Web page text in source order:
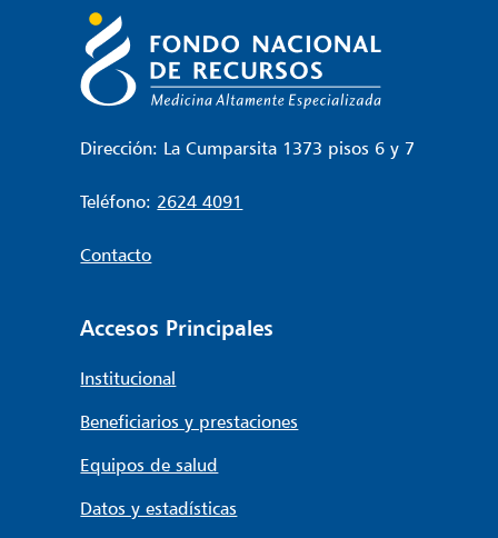
Dirección: La Cumparsita 1373 pisos 6 y 7
Teléfono: 2624 4091
Contacto
Accesos Principales
Institucional
Beneficiarios y prestaciones
Equipos de salud
Datos y estadísticas